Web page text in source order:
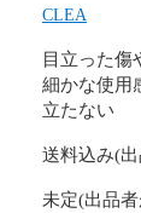
同窓会 飲み
ジャマ 部屋着
冠婚葬祭 フ
プレ コミ系
ボ サーフィン
スティック イ
系 ストリート
会 裏原系 お
CLEA
目立った傷
細かな使用
立たない
送料込み(
未定(出品